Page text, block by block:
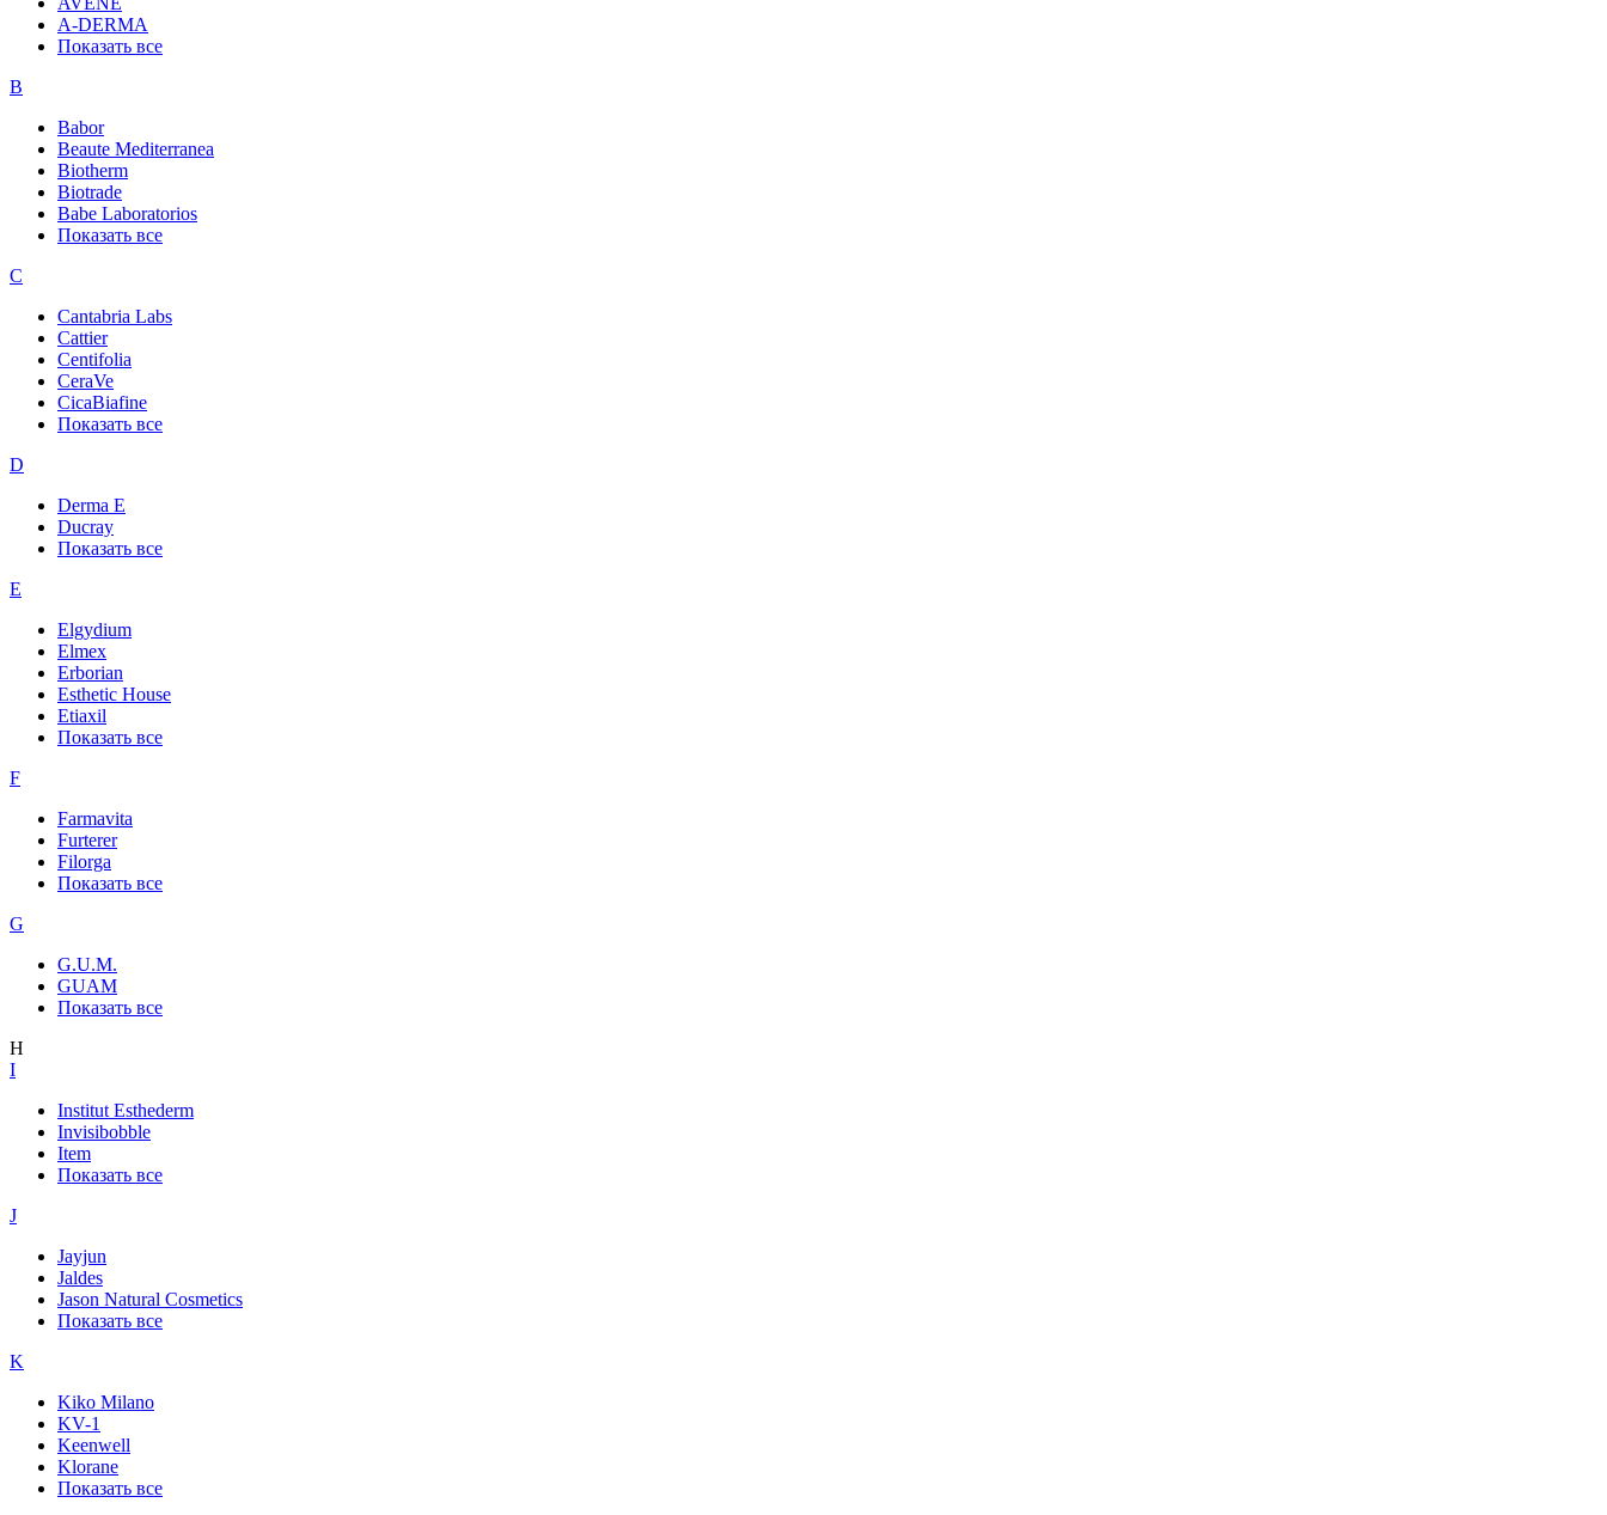
A-DERMA
Показать все
B
Babor
Beaute Mediterranea
Biotherm
Biotrade
Babe Laboratorios
Показать все
C
Cantabria Labs
Cattier
Centifolia
CeraVe
CicaBiafine
Показать все
D
Derma E
Ducray
Показать все
E
Elgydium
Elmex
Erborian
Esthetic House
Etiaxil
Показать все
F
Farmavita
Furterer
Filorga
Показать все
G
G.U.M.
GUAM
Показать все
H
I
Institut Esthederm
Invisibobble
Item
Показать все
J
Jayjun
Jaldes
Jason Natural Cosmetics
Показать все
K
Kiko Milano
KV-1
Keenwell
Klorane
Показать все